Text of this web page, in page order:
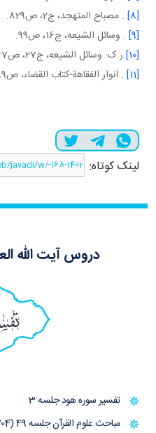
[8]
. مصباح المتهجد، ج2، ص829.
[9]
. وسائل الشيعه، ج16، ص99.
[10]
.ر.ک: وسائل الشيعه، ج27، ص267-265.
[11]
. انوار الفقاهة-کتاب القضاء، ص89.
لینک کوتاه:
دروس آیت الله
تفسیر سوره هود جلسه 3
مباحث علوم القرآن جلسه 49 (1402/11/04)